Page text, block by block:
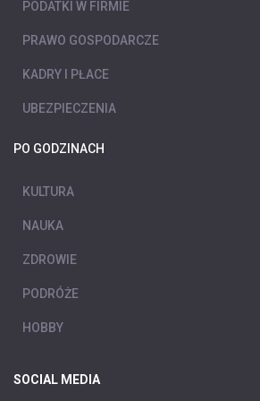
PODATKI W FIRMIE
PRAWO GOSPODARCZE
KADRY I PŁACE
UBEZPIECZENIA
PO GODZINACH
KULTURA
NAUKA
ZDROWIE
PODRÓŻE
HOBBY
SOCIAL MEDIA